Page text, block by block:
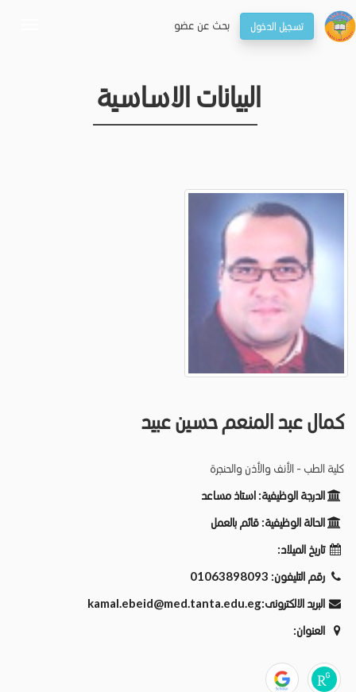
تسجيل الدخول بحـث عن عضو
البيانات الاساسية
كمال عبد المنعم حسين عبيد
كلية الطب - الأنف والأذن والحنجرة
الدرجة الوظيفية: استاذ مساعد
الحالة الوظيفية: قائم بالعمل
تاريخ الميلاد:
رقم التليفون: 01063898093
البريد الالكترونى:kamal.ebeid@med.tanta.edu.eg
العنوان: